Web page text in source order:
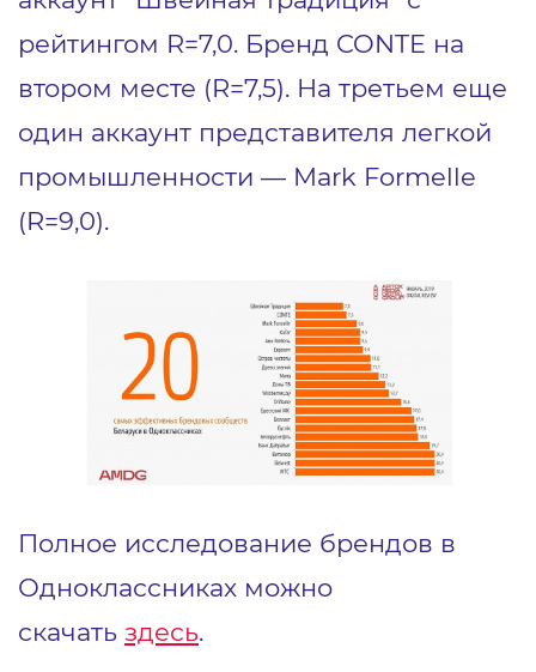
рейтингом R=7,0. Бренд CONTE на
втором месте (R=7,5). На третьем еще
один аккаунт представителя легкой
промышленности — Mark Formelle
(R=9,0).
Полное исследование брендов в
Одноклассниках можно
скачать здесь.